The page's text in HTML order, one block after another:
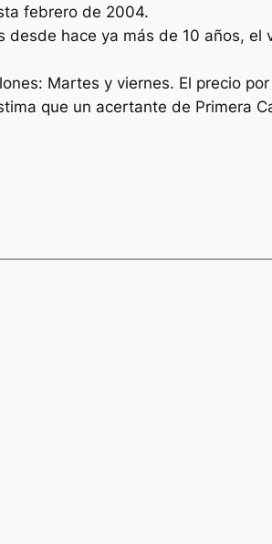
febrero de 2004.
hace ya más de 10 años,
Martes y viernes. El precio
que un acertante de Primera